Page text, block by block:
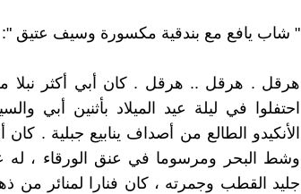
" شاب يافع مع بندقية مكسورة وسيف عتيق ":
هرقل . هرقل .. هرقل . كان أبي أكثر نبلا
احتفلوا في ليلة عيد الميلاد بأثنين أبي
الأنكيدو الطالع من أصداف ينابيع جبلية .
وشط البحر ومرسوما في عنق الورقاء ، له
جليد القطب وجمرته ، كان فنارا لمنائر